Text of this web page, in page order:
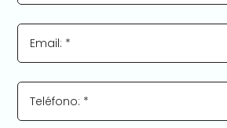
Email: *
Teléfono: *